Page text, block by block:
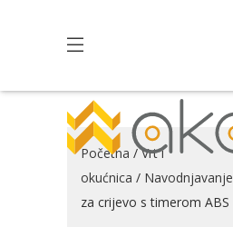
Početna /Vrt i
okućnica / Navodnjavanje
za crijevo s timerom ABS